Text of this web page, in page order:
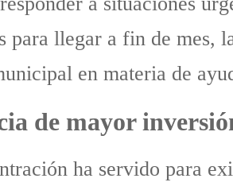
para llegar a fin de mes,
en materia de
de mayor
ha servido para